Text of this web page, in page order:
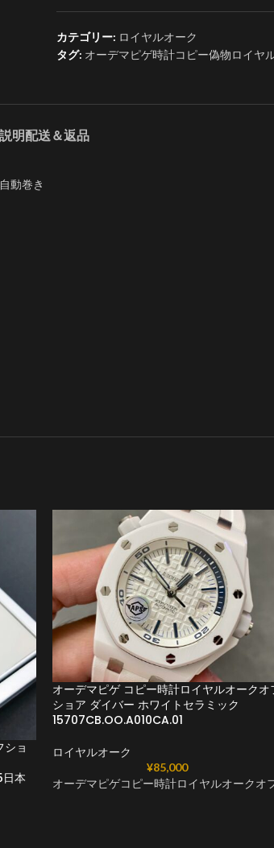
カテゴリー: ロイヤルオーク
タグ: オーデマピゲ時計コピー偽物ロイヤ
説明配送＆返品
動巻き
ョ
本
オーデマピゲ コピー時計ロイヤルオークオ
ショア ダイバー ホワイトセラミック
15707CB.OO.A010CA.01
ロイヤルオーク
¥85,000
オーデマピゲコピー時計ロイヤルオークオ